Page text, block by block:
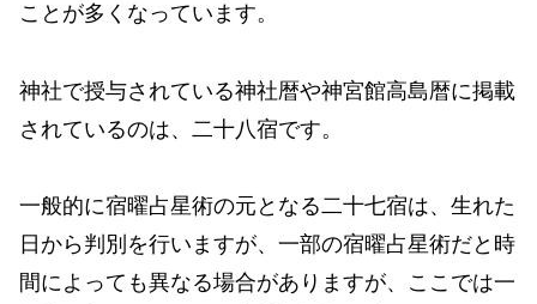
ことが多くなっています。
神社で授与されている神社暦や神宮館高島暦に掲載
されているのは、二十八宿です。
一般的に宿曜占星術の元となる二十七宿は、生れた
日から判別を行いますが、一部の宿曜占星術だと時
間によっても異なる場合がありますが、ここでは一